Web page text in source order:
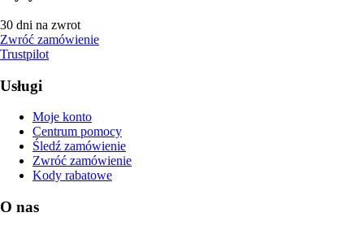
30 dni na zwrot
Zwróć zamówienie
Trustpilot
Usługi
Moje konto
Centrum pomocy
Śledź zamówienie
Zwróć zamówienie
Kody rabatowe
O nas